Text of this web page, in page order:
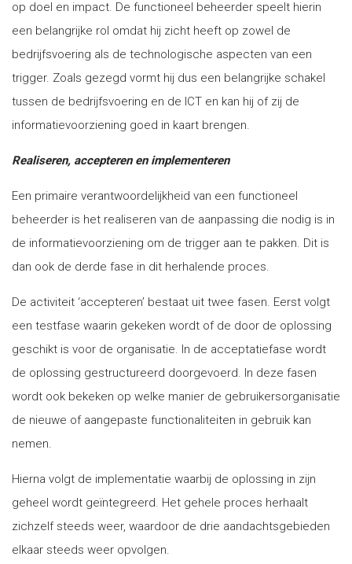
op doel en impact. De functioneel beheerder speelt hierin
een belangrijke rol omdat hij zicht heeft op zowel de
bedrijfsvoering als de technologische aspecten van een
trigger. Zoals gezegd vormt hij dus een belangrijke schakel
tussen de bedrijfsvoering en de ICT en kan hij of zij de
informatievoorziening goed in kaart brengen.
Realiseren, accepteren en implementeren
Een primaire verantwoordelijkheid van een functioneel
beheerder is het realiseren van de aanpassing die nodig is in
de informatievoorziening om de trigger aan te pakken. Dit is
dan ook de derde fase in dit herhalende proces.
De activiteit ‘accepteren’ bestaat uit twee fasen. Eerst volgt
een testfase waarin gekeken wordt of de door de oplossing
geschikt is voor de organisatie. In de acceptatiefase wordt
de oplossing gestructureerd doorgevoerd. In deze fasen
wordt ook bekeken op welke manier de gebruikersorganisatie
de nieuwe of aangepaste functionaliteiten in gebruik kan
nemen.
Hierna volgt de implementatie waarbij de oplossing in zijn
geheel wordt geïntegreerd. Het gehele proces herhaalt
zichzelf steeds weer, waardoor de drie aandachtsgebieden
elkaar steeds weer opvolgen.